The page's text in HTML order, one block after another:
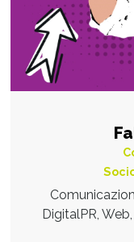
DigitalPR,